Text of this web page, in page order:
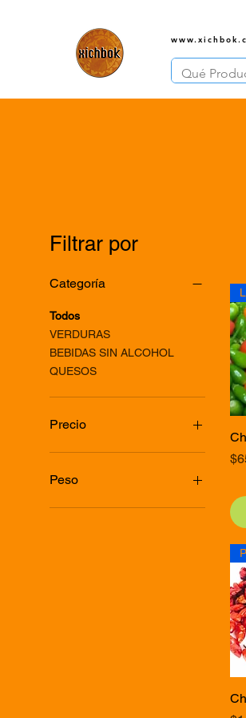
Filtrar por
Categoría
Todos
VERDURAS
BEBIDAS SIN ALCOHOL
QUESOS
Precio
Peso
100 gramos